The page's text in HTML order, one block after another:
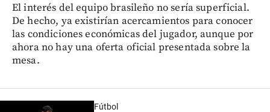
El interés del equipo brasileño no sería superficial.
De hecho, ya existirían acercamientos para conocer
las condiciones económicas del jugador, aunque por
ahora no hay una oferta oficial presentada sobre la
mesa.
Fútbol